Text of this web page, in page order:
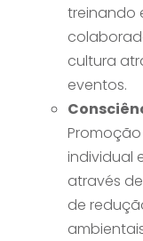
treinando
cultura
eventos.
individual
através
de